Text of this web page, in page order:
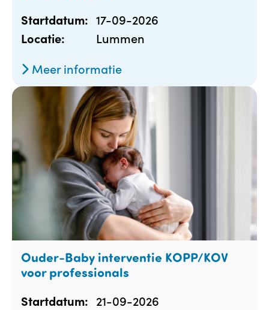
Startdatum: 17-09-2026
Locatie:
Lummen
Meer informatie
Ouder-Baby interventie KOPP/KOV
voor professionals
Startdatum: 21-09-2026